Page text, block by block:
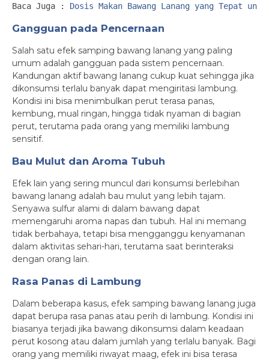
Baca Juga : Dosis Makan Bawang Lanang yang Tepat
Gangguan pada Pencernaan
Salah satu efek samping bawang lanang yang paling
umum adalah gangguan pada sistem pencernaan.
Kandungan aktif bawang lanang cukup kuat sehingga jika
dikonsumsi terlalu banyak dapat mengiritasi lambung.
Kondisi ini bisa menimbulkan perut terasa panas,
kembung, mual ringan, hingga tidak nyaman di bagian
perut, terutama pada orang yang memiliki lambung
sensitif.
Bau Mulut dan Aroma Tubuh
Efek lain yang sering muncul dari konsumsi berlebihan
bawang lanang adalah bau mulut yang lebih tajam.
Senyawa sulfur alami di dalam bawang dapat
memengaruhi aroma napas dan tubuh. Hal ini memang
tidak berbahaya, tetapi bisa mengganggu kenyamanan
dalam aktivitas sehari-hari, terutama saat berinteraksi
dengan orang lain.
Rasa Panas di Lambung
Dalam beberapa kasus, efek samping bawang lanang juga
dapat berupa rasa panas atau perih di lambung. Kondisi ini
biasanya terjadi jika bawang dikonsumsi dalam keadaan
perut kosong atau dalam jumlah yang terlalu banyak. Bagi
orang yang memiliki riwayat maag, efek ini bisa terasa